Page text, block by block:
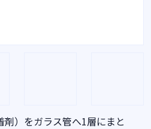
剤）をガラス管へ1層にまと